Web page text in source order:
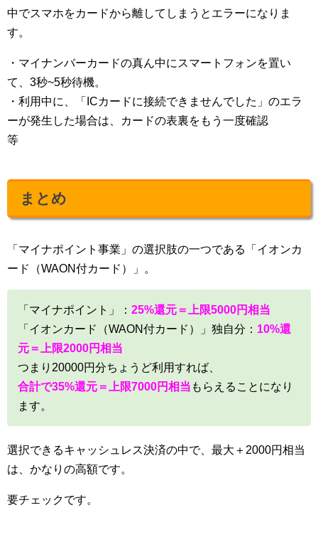
中でスマホをカードから離してしまうとエラーになりま
す。
・マイナンバーカードの真ん中にスマートフォンを置い
て、3秒~5秒待機。
・利用中に、「ICカードに接続できませんでした」のエラ
ーが発生した場合は、カードの表裏をもう一度確認
等
まとめ
「マイナポイント事業」の選択肢の一つである「イオンカ
ード（WAON付カード）」。
「マイナポイント」： 25%還元＝上限5000円相当
「イオンカード（WAON付カード）」独自分： 10%還
元＝上限2000円相当
つまり20000円分ちょうど利用すれば、
合計で35%還元＝上限7000円相当 もらえることになり
ます。
選択できるキャッシュレス決済の中で、最大＋2000円相当
は、かなりの高額です。
要チェックです。